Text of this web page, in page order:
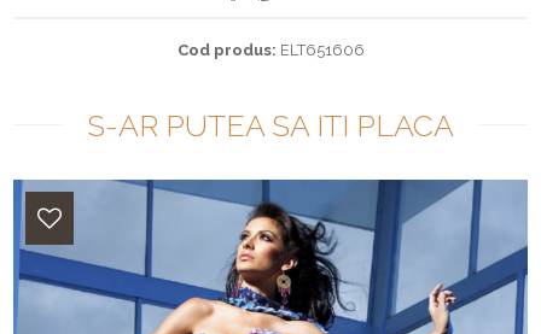
Cod produs: ELT651606
S-AR PUTEA SA ITI PLACA